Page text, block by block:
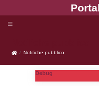
Notifiche
Notifiche pubblico